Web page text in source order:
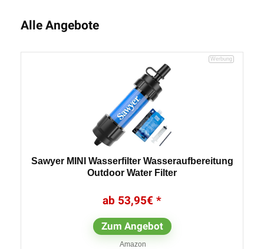
Alle Angebote
Sawyer MINI Wasserfilter Wasseraufbereitung
Outdoor Water Filter
53,95€
Zum Angebot
Amazon